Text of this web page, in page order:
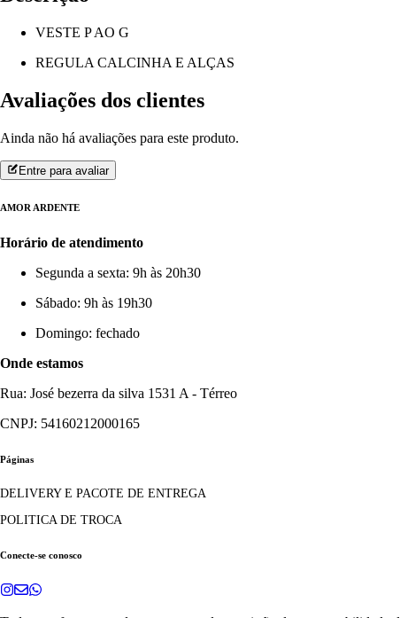
VESTE P AO G
REGULA CALCINHA E ALÇAS
Avaliações dos clientes
Ainda não há avaliações para este produto.
Entre para avaliar
AMOR ARDENTE
Horário de atendimento
Segunda a sexta: 9h às 20h30
Sábado: 9h às 19h30
Domingo: fechado
Onde estamos
Rua: José bezerra da silva 1531 A - Térreo
CNPJ: 54160212000165
Páginas
DELIVERY E PACOTE DE ENTREGA
POLITICA DE TROCA
Conecte-se conosco